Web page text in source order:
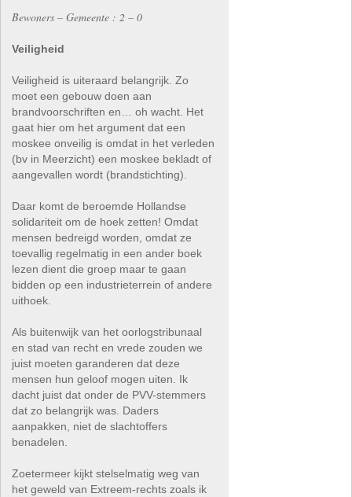
Bewoners – Gemeente : 2 – 0
Veiligheid
Veiligheid is uiteraard belangrijk. Zo
moet een gebouw doen aan
brandvoorschriften en… oh wacht. Het
gaat hier om het argument dat een
moskee onveilig is omdat in het verleden
(bv in Meerzicht) een moskee bekladt of
aangevallen wordt (brandstichting).
Daar komt de beroemde Hollandse
solidariteit om de hoek zetten! Omdat
mensen bedreigd worden, omdat ze
toevallig regelmatig in een ander boek
lezen dient die groep maar te gaan
bidden op een industrieterrein of andere
uithoek.
Als buitenwijk van het oorlogstribunaal
en stad van recht en vrede zouden we
juist moeten garanderen dat deze
mensen hun geloof mogen uiten. Ik
dacht juist dat onder de PVV-stemmers
dat zo belangrijk was. Daders
aanpakken, niet de slachtoffers
benadelen.
Zoetermeer kijkt stelselmatig weg van
het geweld van Extreem-rechts zoals ik